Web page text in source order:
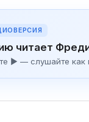
читает
▶ — слушайте как